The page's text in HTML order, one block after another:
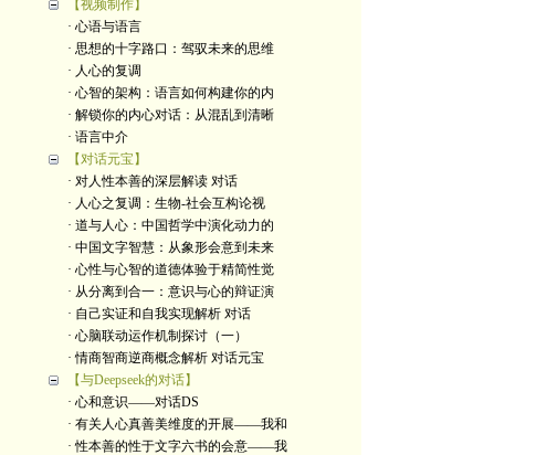
【视频制作】
· 心语与语言
· 思想的十字路口：驾驭未来的思维
· 人心的复调
· 心智的架构：语言如何构建你的内
· 解锁你的内心对话：从混乱到清晰
· 语言中介
【对话元宝】
· 对人性本善的深层解读 对话
· 人心之复调：生物-社会互构论视
· 道与人心：中国哲学中演化动力的
· 中国文字智慧：从象形会意到未来
· 心性与心智的道德体验于精简性觉
· 从分离到合一：意识与心的辩证演
· 自己实证和自我实现解析 对话
· 心脑联动运作机制探讨（一）
· 情商智商逆商概念解析 对话元宝
【与Deepseek的对话】
· 心和意识——对话DS
· 有关人心真善美维度的开展——我和
· 性本善的性于文字六书的会意——我